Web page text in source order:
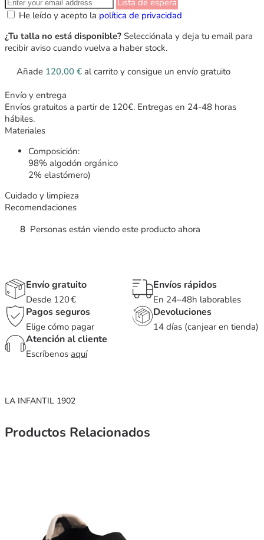
He leído y acepto la política de privacidad
¿Tu talla no está disponible? Selecciónala y deja tu email para
recibir aviso cuando vuelva a haber stock.
Añade 120,00 € al carrito y consigue un envío gratuito
Envío y entrega
Envíos gratuitos a partir de 120€. Entregas en 24-48 horas
hábiles.
Materiales
Composición:
98% algodón orgánico
2% elastómero)
Cuidado y limpieza
Recomendaciones
8 Personas están viendo este producto ahora
Envío gratuito
Desde 120 €
Envíos rápidos
En 24–48h laborables
Pagos seguros
Elige cómo pagar
Devoluciones
14 días (canjear en tienda)
Atención al cliente
Escríbenos aquí
LA INFANTIL 1902
Productos Relacionados